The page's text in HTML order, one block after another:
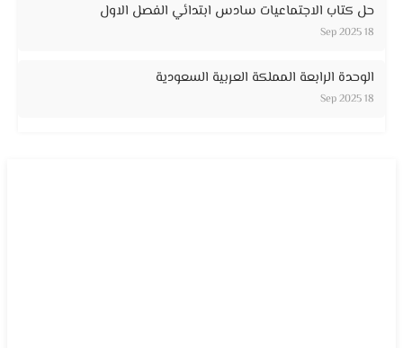
حل كتاب الاجتماعيات سادس ابتدائي الفصل الاول
18 Sep 2025
الوحدة الرابعة المملكة العربية السعودية
18 Sep 2025